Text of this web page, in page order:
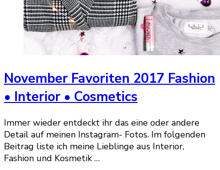
November Favoriten 2017 Fashion
• Interior • Cosmetics
Immer wieder entdeckt ihr das eine oder andere
Detail auf meinen Instagram- Fotos. Im folgenden
Beitrag liste ich meine Lieblinge aus Interior,
Fashion und Kosmetik …